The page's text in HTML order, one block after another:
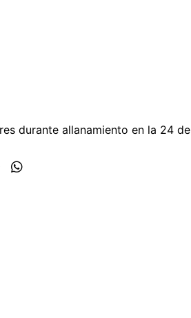
durante allanamiento en la 24 de